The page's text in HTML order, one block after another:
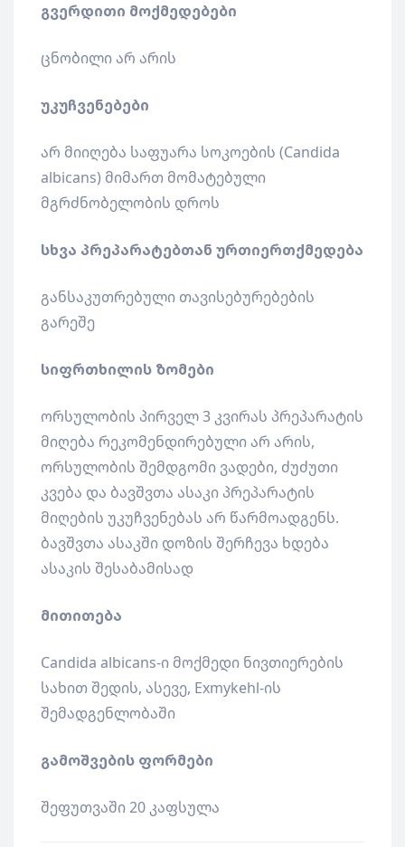
გვერდითი მოქმედებები
ცნობილი არ არის
უკუჩვენებები
არ მიიღება საფუარა სოკოების (Candida
albicans) მიმართ მომატებული
მგრძნობელობის დროს
სხვა პრეპარატებთან ურთიერთქმედება
განსაკუთრებული თავისებურებების
გარეშე
სიფრთხილის ზომები
ორსულობის პირველ 3 კვირას პრეპარატის
მიღება რეკომენდირებული არ არის,
ორსულობის შემდგომი ვადები, ძუძუთი
კვება და ბავშვთა ასაკი პრეპარატის
მიღების უკუჩვენებას არ წარმოადგენს.
ბავშვთა ასაკში დოზის შერჩევა ხდება
ასაკის შესაბამისად
მითითება
Candida albicans-ი მოქმედი ნივთიერების
სახით შედის, ასევე, Exmykehl-ის
შემადგენლობაში
გამოშვების ფორმები
შეფუთვაში 20 კაფსულა